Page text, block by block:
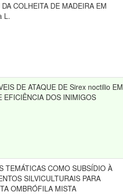
COLHEITA DE MADEIRA EM
L.
DE ATAQUE DE Sirex noctilio EM
EFICIÊNCIA DOS INIMIGOS
TEMÁTICAS COMO SUBSÍDIO À
SILVICULTURAIS PARA
OMBRÓFILA MISTA